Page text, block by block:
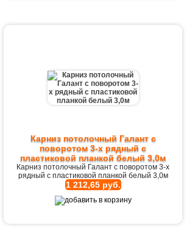
Карниз потолочный Галант с
поворотом 3-х рядный с
пластиковой планкой белый 3,0м
Карниз потолочный Галант с поворотом 3-х
рядный с пластиковой планкой белый 3,0м
1 212,65 руб.